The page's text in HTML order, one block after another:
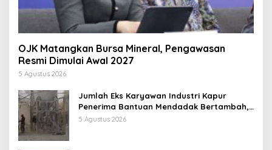
OJK Matangkan Bursa Mineral, Pengawasan
Resmi Dimulai Awal 2027
5 Agustus 2026
Jumlah Eks Karyawan Industri Kapur
Penerima Bantuan Mendadak Bertambah,
KDM: Kita Identifikasi
5 Agustus 2026